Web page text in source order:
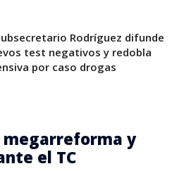
Rodríguez difunde
test negativos y redobla
por caso drogas
megarreforma y
el TC